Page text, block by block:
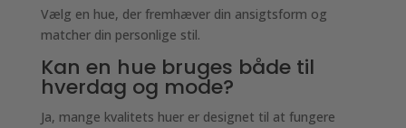
Vælg en hue, der fremhæver din ansigtsform og
matcher din personlige stil.
Kan en hue bruges både til
hverdag og mode?
Ja, mange kvalitets huer er designet til at fungere